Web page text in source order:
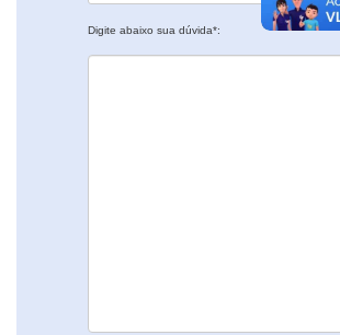
Digite abaixo sua dúvida*: